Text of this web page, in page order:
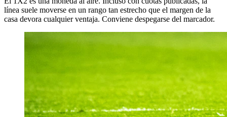
línea suele moverse en un rango tan estrecho que el margen de la
casa devora cualquier ventaja. Conviene despegarse del marcador.